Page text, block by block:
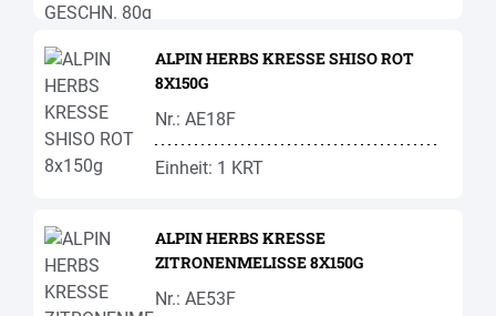
ALPIN HERBS KRESSE SHISO ROT
8X150G
Nr.: AE18F
Einheit: 1 KRT
ALPIN HERBS KRESSE
ZITRONENMELISSE 8X150G
Nr.: AE53F